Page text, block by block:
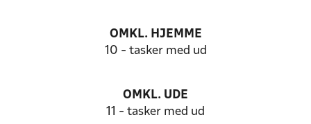
OMKL. HJEMME
10 - tasker med ud
OMKL. UDE
11 - tasker med ud